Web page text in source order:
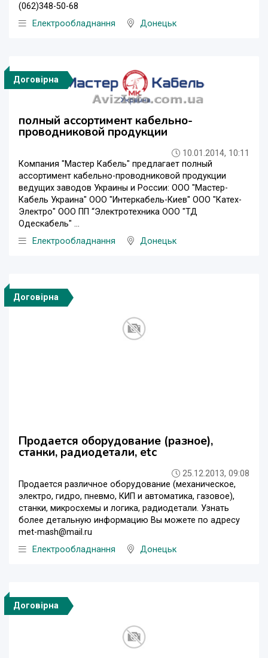
(062)348-50-68
Електрообладнання
Донецьк
Договірна
полный ассортимент кабельно-
проводниковой продукции
10.01.2014, 10:11
Компания "Мастер Кабель" предлагает полный
ассортимент кабельно-проводниковой продукции
ведущих заводов Украины и России: ООО "Мастер-
Кабель Украина" ООО "Интеркабель-Киев" ООО "Катех-
Электро" ООО ПП “Электротехника ООО "ТД
Одескабель" ...
Електрообладнання
Донецьк
Договірна
Продается оборудование (разное),
станки, радиодетали, etc
25.12.2013, 09:08
Продается различное оборудование (механическое,
электро, гидро, пневмо, КИП и автоматика, газовое),
станки, микросхемы и логика, радиодетали. Узнать
более детальную информацию Вы можете по адресу
met-mash@mail.ru
Електрообладнання
Донецьк
Договірна